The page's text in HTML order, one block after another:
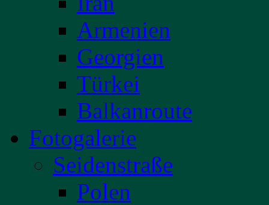
Armenien
Georgien
Türkei
Balkanroute
Fotogalerie
Seidenstraße
Polen